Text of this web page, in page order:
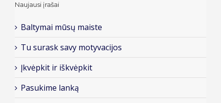
Naujausi įrašai
Baltymai mūsų maiste
Tu surask savy motyvacijos
Įkvėpkit ir iškvėpkit
Pasukime lanką